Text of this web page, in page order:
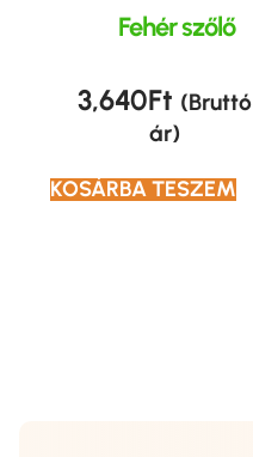
Fehér szőlő
3,640Ft (Bruttó
ár)
KOSÁRBA TESZEM